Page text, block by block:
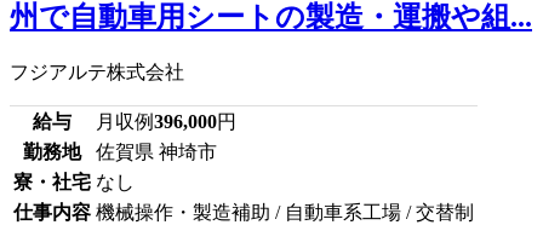
州で自動車用シートの製造・運搬や組...
フジアルテ株式会社
給与 月収例396,000円
勤務地
佐賀県 神埼市
寮・社宅 なし
仕事内容 機械操作・製造補助 / 自動車系工場 / 交替制